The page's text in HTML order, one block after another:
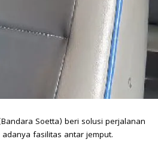
Soetta) beri solusi perjalanan
fasilitas antar jemput.